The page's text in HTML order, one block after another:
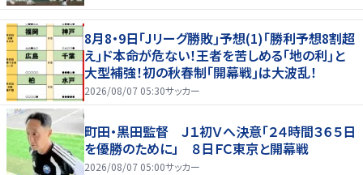
8月8・9日｢Jリーグ勝敗｣予想(1)｢勝利予想8割超
え｣ド本命が危ない！王者を苦しめる｢地の利｣と
大型補強！初の秋春制｢開幕戦｣は大波乱！
2026/08/07 05:30サッカー
町田・黒田監督 Ｊ１初Ｖへ決意「２４時間３６５日
を優勝のために」 ８日ＦＣ東京と開幕戦
2026/08/07 05:00サッカー